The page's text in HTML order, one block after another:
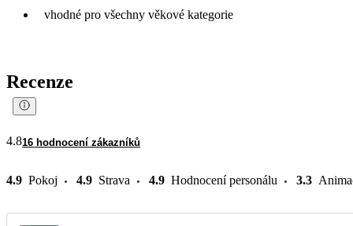
vhodné pro všechny věkové kategorie
Recenze
4.816 hodnocení zákazníků
4.9 Pokoj 4.9 Strava 4.9 Hodnocení personálu 3.3